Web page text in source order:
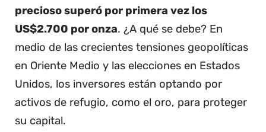
precioso superó por primera vez los
US$2.700 por onza. ¿A qué se debe? En
medio de las crecientes tensiones geopolíticas
en Oriente Medio y las elecciones en Estados
Unidos, los inversores están optando por
activos de refugio, como el oro, para proteger
su capital.